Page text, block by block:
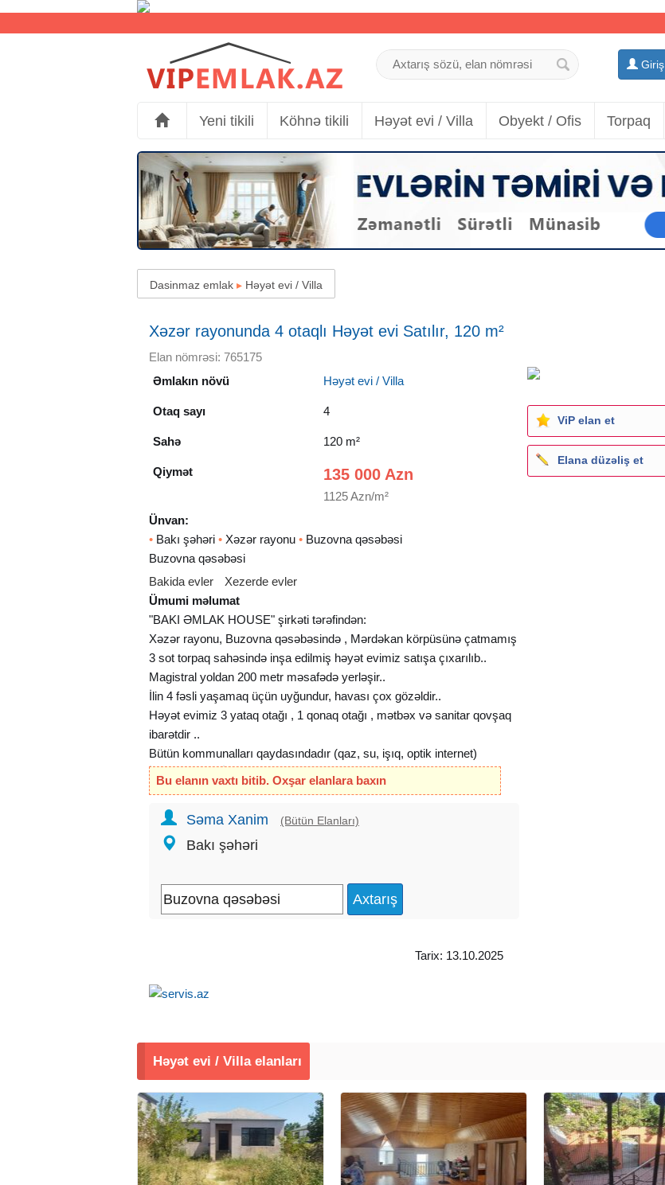
Giriş
Yeni tikili Köhnə tikili Həyət evi / Villa Obyekt / Ofis Torpaq
Dasinmaz emlak ▸ Həyət evi / Villa
Xəzər rayonunda 4 otaqlı Həyət evi Satılır, 120 m²
Elan nömrəsi: 765175
Əmlakın növü
Həyət evi / Villa
Otaq sayı 4
Sahə 120 m²
Qiymət 135 000 Azn
1125 Azn/m²
Ünvan:
• Bakı şəhəri • Xəzər rayonu • Buzovna qəsəbəsi
Buzovna qəsəbəsi
Bakida evler
Xezerde evler
Ümumi məlumat
"BAKI ƏMLAK HOUSE" şirkəti tərəfindən:
Xəzər rayonu, Buzovna qəsəbəsində , Mərdəkan körpüsünə çatmamış
3 sot torpaq sahəsində inşa edilmiş həyət evimiz satışa çıxarılıb..
Magistral yoldan 200 metr məsafədə yerləşir..
İlin 4 fəsli yaşamaq üçün uyğundur, havası çox gözəldir..
Həyət evimiz 3 yataq otağı , 1 qonaq otağı , mətbəx və sanitar qovşaq
ibarətdir ..
Bütün kommunalları qaydasındadır (qaz, su, işıq, optik internet)
İstilik sistemi: İsti pol ( isti döşəmə )
Torpaq sahəsi: 3 sot
Evin ümumi sahəsi : 120 kv.m
Sənəd: Çıxarış (Kupça)
Qiymət: 135000 AZN
Bu elanın vaxtı bitib. Oxşar elanlara baxın
Səma Xanim (Bütün Elanları)
Bakı şəhəri
Tarix: 13.10.2025
ViP elan et
Elana düzəliş et
Həyət evi / Villa elanları